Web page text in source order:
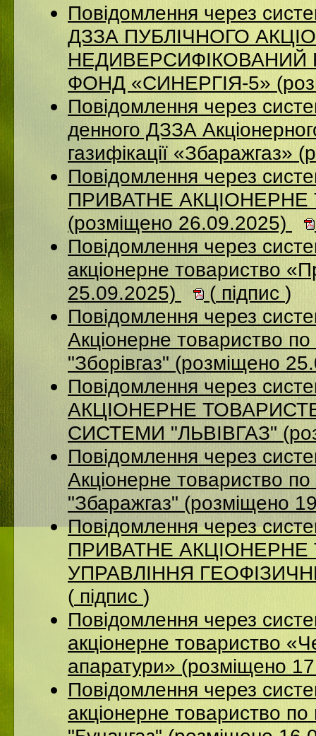
Повідомлення через
ДЗЗА ПУБЛІЧНОГО
НЕДИВЕРСИФІКОВАНИЙ
ФОНД «СИНЕРГІЯ-5»
Повідомлення через
денного ДЗЗА
газифікації
Повідомлення через
ПРИВАТНЕ
(розміщено 26.09.2025)
Повідомлення через
акціонерне товариство
25.09.2025)
( підпис )
Повідомлення через
Акціонерне товариство по
"Зборівгаз" (розміщено
Повідомлення через
АКЦІОНЕРНЕ
СИСТЕМИ "ЛЬВІВГАЗ"
Повідомлення через
Акцiонерне товариство по
"Збаражгаз" (розміщено
Повідомлення через
ПРИВАТНЕ
УПРАВЛІННЯ
( підпис )
Повідомлення через
акціонерне товариство
апаратури» (розміщено
Повідомлення через
акціонерне товариство по